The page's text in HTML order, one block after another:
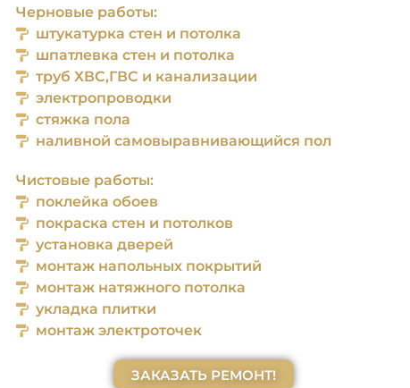
Черновые работы:
штукатурка стен и потолка
шпатлевка стен и потолка
труб ХВС,ГВС и канализации
электропроводки
стяжка пола
наливной само­выравнивающийся пол
Чистовые работы:
поклейка обоев
покраска стен и потолков
установка дверей
монтаж напольных покрытий
монтаж натяжного потолка
укладка плитки
монтаж электроточек
ЗАКАЗАТЬ РЕМОНТ!